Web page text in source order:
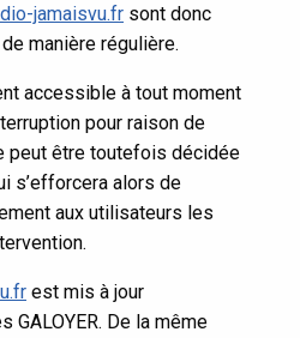
jamaisvu.fr sont donc
manière régulière.
accessible à tout moment
pour raison de
peut être toutefois décidée
s’efforcera alors de
aux utilisateurs les
est mis à jour
GALOYER. De la même